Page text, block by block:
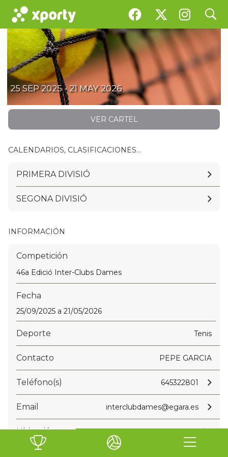
search
46a Edició Inter-Clubs Dames
25 SEP 2025 - 21 MAY 2026
VER CARTEL
CALENDARIOS, CLASIFICACIONES...
PRIMERA DIVISIÓ
SEGONA DIVISIÓ
INFORMACIÓN
Competición
46a Edició Inter-Clubs Dames
Fecha
25/09/2025 a 21/05/2026
Deporte Tenis
Contacto PEPE GARCIA
Teléfono(s) 645322801
Email interclubdames@egara.es
Ubicación
Club Egara , Terrassa, España